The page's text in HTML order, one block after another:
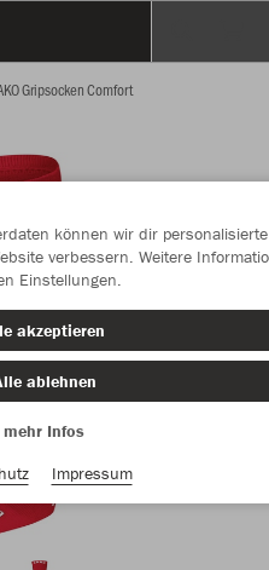
Gripsocken Comfort
können wir dir personalisierte
verbessern. Weitere
Einstellungen.
akzeptieren
ablehnen
mehr Infos
Impressum